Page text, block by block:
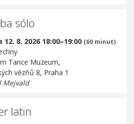
sólo
8. 2026 18:00–19:00 (60 minut)
Tance Muzeum,
vězňů 8, Praha 1
Mejvald
latin